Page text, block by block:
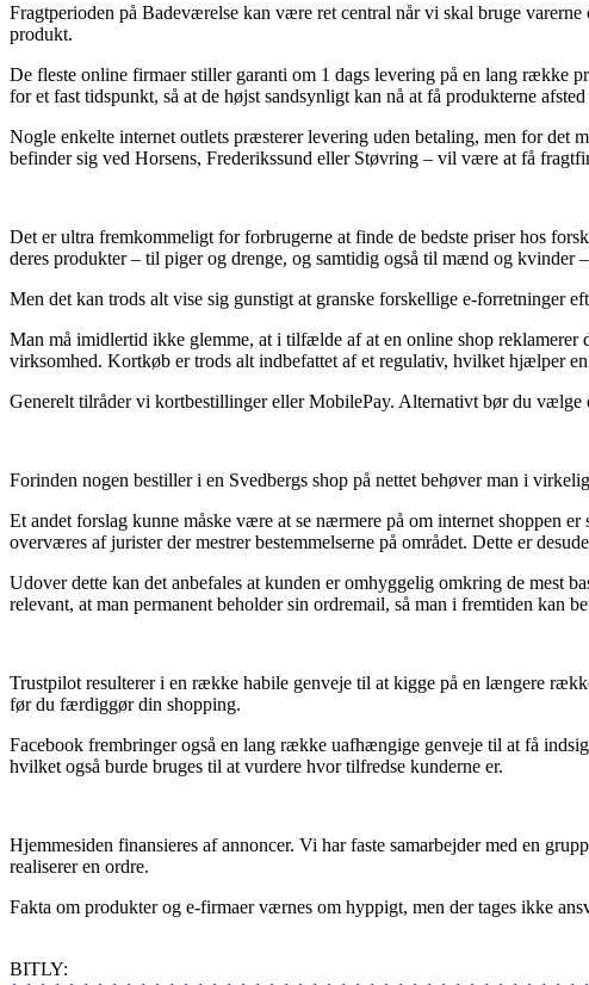
Fragtperioden på Badeværelse kan være ret central når vi skal bruge
produkt.
De fleste online firmaer stiller garanti om 1 dags levering på en lang række
for et fast tidspunkt, så at de højst sandsynligt kan nå at få produkterne
Nogle enkelte internet outlets præsterer levering uden betaling, men for det
befinder sig ved Horsens, Frederikssund eller Støvring – vil være at få
Det er ultra fremkommeligt for forbrugerne at finde de bedste priser hos
deres produkter – til piger og drenge, og samtidig også til mænd og kvinder
Men det kan trods alt vise sig gunstigt at granske forskellige e-forretninger
Man må imidlertid ikke glemme, at i tilfælde af at en online shop reklamerer
virksomhed. Kortkøb er trods alt indbefattet af et regulativ, hvilket hjælper
Generelt tilråder vi kortbestillinger eller MobilePay. Alternativt bør du
Forinden nogen bestiller i en Svedbergs shop på nettet behøver man i
Et andet forslag kunne måske være at se nærmere på om internet shoppen
overværes af jurister der mestrer bestemmelserne på området. Dette er
Udover dette kan det anbefales at kunden er omhyggelig omkring de mest
relevant, at man permanent beholder sin ordremail, så man i fremtiden kan
Trustpilot resulterer i en række habile genveje til at kigge på en længere
før du færdiggør din shopping.
Facebook frembringer også en lang række uafhængige genveje til at få
hvilket også burde bruges til at vurdere hvor tilfredse kunderne er.
Hjemmesiden finansieres af annoncer. Vi har faste samarbejder med en
realiserer en ordre.
Fakta om produkter og e-firmaer værnes om hyppigt, men der tages ikke
BITLY: